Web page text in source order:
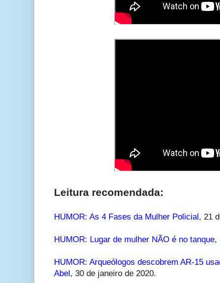
Leitura recomendada:
HUMOR: As 4 Fases da Mulher Policial, 21
HUMOR: Lugar de mulher NÃO é no tanque,
HUMOR: Arqueólogos descobrem AR-15
Abel, 30 de janeiro de 2020.